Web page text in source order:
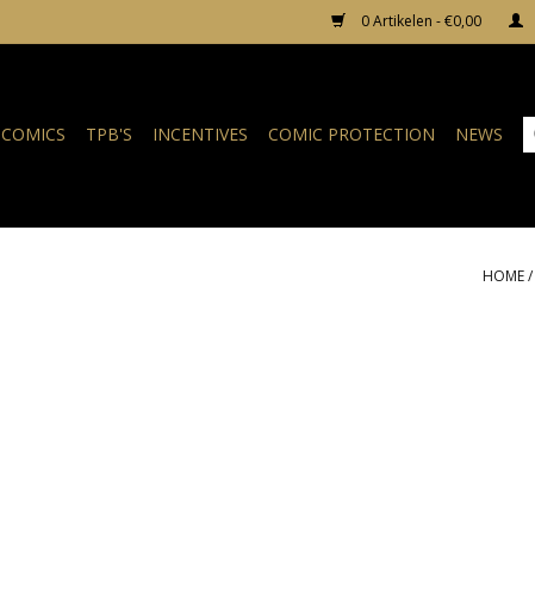
0 Artikelen - €0,00
COMICS TPB'S INCENTIVES COMIC PROTECTION NEWS
HOME/